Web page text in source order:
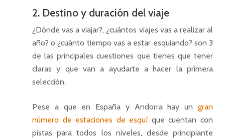
2. Destino y duración del viaje
¿Dónde vas a viajar?, ¿cuántos viajes vas a realizar al
año? o ¿cuánto tiempo vas a estar esquiando? son 3
de las principales cuestiones que tienes que tener
claras y que van a ayudarte a hacer la primera
selección.
Pese a que en España y Andorra hay un gran
número de estaciones de esquí que cuentan con
pistas para todos los niveles, desde principiante